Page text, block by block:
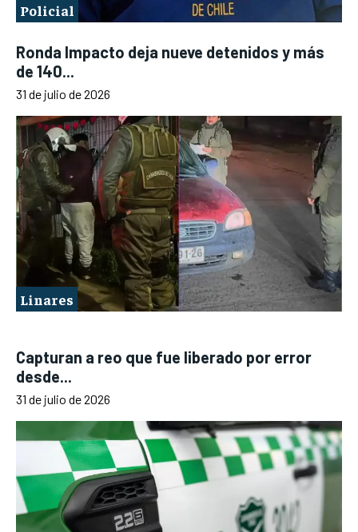
Policial
Ronda Impacto deja nueve detenidos y más
de 140...
31 de julio de 2026
Linares
Capturan a reo que fue liberado por error
desde...
31 de julio de 2026